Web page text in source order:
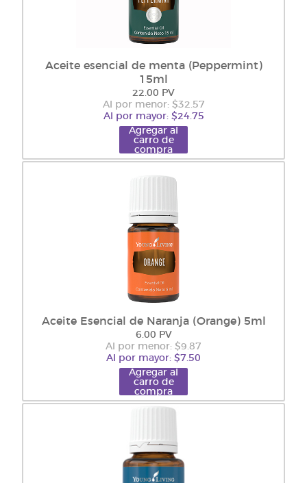
Aceite esencial de menta (Peppermint)
15ml
22.00 PV
Al por menor: $32.57
Al por mayor: $24.75
Agregar al
carro de
compra
Aceite Esencial de Naranja (Orange) 5ml
6.00 PV
Al por menor: $9.87
Al por mayor: $7.50
Agregar al
carro de
compra